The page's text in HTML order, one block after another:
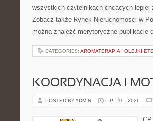
wszystkich czytelnikach chcących lepiej
Zobacz także Rynek Nieruchomości w
można znaleźć merytoryczne
CATEGORIES: AROMATERAPIA I OLEJKI
KOORDYNACJA I
POSTED BY ADMIN LIP - 11 - 2026
CP